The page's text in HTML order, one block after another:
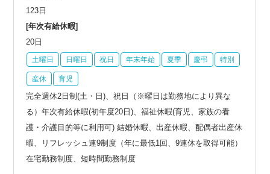
123日
[年次有給休暇]
20日
土曜日 日曜日 祝日 年末年始 夏季 慶弔 特別
産休 育児
完全週休2日制(土・日)、祝日（※曜日は勤務地により異な
る）年次有給休暇(初年度20日)、福祉休暇(育児、家族の看
護・介護目的等に利用可) 結婚休暇、出産休暇、配偶者出産休
暇、リフレッシュ連9制度（年に最低1回、9連休を取得可能）
在宅勤務制度、短時間勤務制度